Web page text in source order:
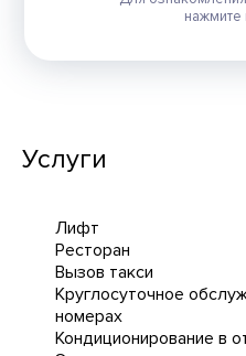
нажмите
Услуги
Лифт
Ресторан
Вызов такси
Круглосуточное
номерах
Кондиционирование в